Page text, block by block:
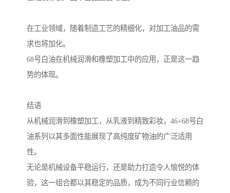
在工业领域，随着制造工艺的精细化，对加工油品的需
求也将加化。
68号白油在机械润滑和橡塑加工中的应用，正是这一趋
势的体现。
结语
从机械润滑到橡塑加工，从乳液到精致彩妆，46+68号白
油系列以其多面性能展现了高纯度矿物油的广泛适用
性。
无论是机械设备平稳运行，还是助力打造令人愉悦的体
验，这一组合都以其稳定的品质，成为不同行业信赖的